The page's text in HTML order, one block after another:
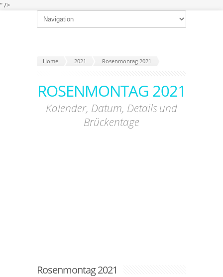
" />
Home 2021 Rosenmontag 2021
ROSENMONTAG 2021
Kalender, Datum, Details und
Brückentage
Rosenmontag 2021